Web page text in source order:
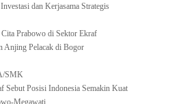
dan Kerjasama Strategis
Prabowo di Sektor Ekraf
Anjing Pelacak di Bogor
SMK
Sebut Posisi Indonesia Semakin Kuat
Megawati